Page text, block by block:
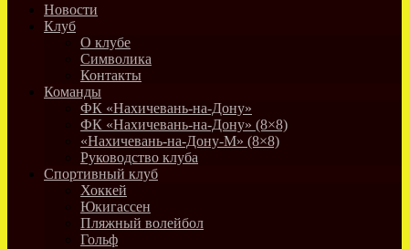
Новости
Клуб
О клубе
Символика
Контакты
Команды
ФК «Нахичевань-на-Дону»
ФК «Нахичевань-на-Дону» (8×8)
«Нахичевань-на-Дону-М» (8×8)
Руководство клуба
Спортивный клуб
Хоккей
Юкигассен
Пляжный волейбол
Гольф